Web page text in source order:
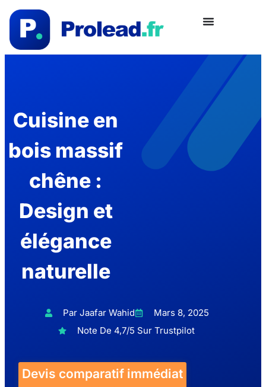
Cuisine en
bois massif
chêne :
Design et
élégance
naturelle
Par Jaafar Wahid
Mars 8, 2025
Note De 4,7/5 Sur Trustpilot
Devis comparatif immédiat